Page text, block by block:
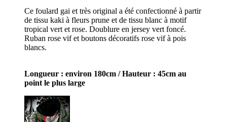
Ce foulard gai et très original a été confectionné à partir
de tissu kaki à fleurs prune et de tissu blanc à motif
tropical vert et rose. Doublure en jersey vert foncé.
Ruban rose vif et boutons décoratifs rose vif à pois
blancs.
Longueur : environ 180cm / Hauteur : 45cm au
point le plus large